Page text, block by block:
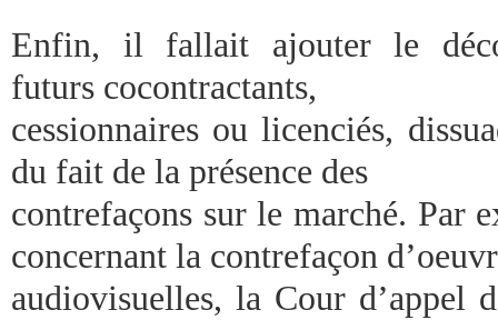
Enfin, il fallait ajouter le
futurs cocontractants,
cessionnaires ou licenciés,
du fait de la présence des
contrefaçons sur le marché. Par
concernant la contrefaçon
audiovisuelles, la Cour d’appel